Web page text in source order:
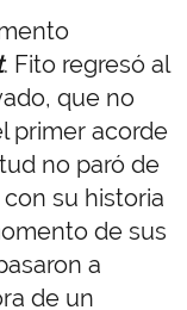
. Fito regresó al
que no
primer acorde
no paró de
su historia
de sus
a
de un